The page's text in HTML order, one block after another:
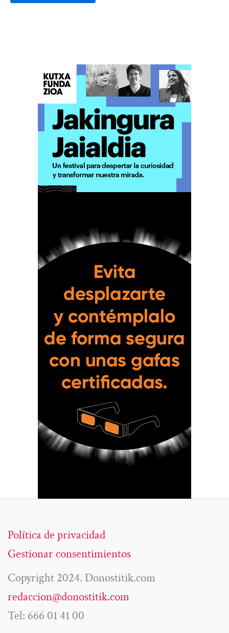
Política de privacidad
Gestionar consentimientos
Copyright 2024. Donostitik.com
redaccion@donostitik.com
Tel: 666 01 41 00